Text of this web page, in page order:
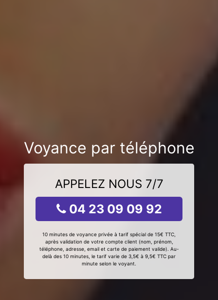
Voyance par téléphone
APPELEZ NOUS 7/7
04 23 09 09 92
10 minutes de voyance privée à tarif spécial de 15€ TTC,
après validation de votre compte client (nom, prénom,
téléphone, adresse, email et carte de paiement valide). Au-
delà des 10 minutes, le tarif varie de 3,5€ à 9,5€ TTC par
minute selon le voyant.